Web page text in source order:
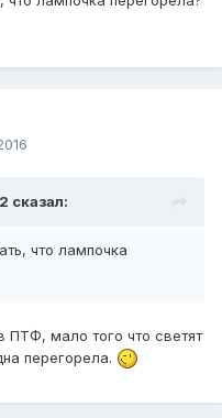
сказал:
что лампочка
мало того что светят
перегорела.